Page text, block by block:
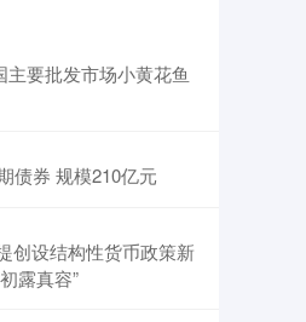
要批发市场小黄花鱼
债券 规模210亿元
创设结构性货币政策新
露真容”